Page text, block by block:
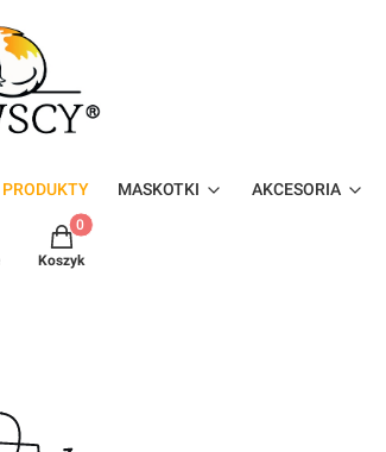
PRODUKTY MASKOTKI AKCESORIA
Produkty w koszyku: 0. Zobacz szczegóły
Koszyk